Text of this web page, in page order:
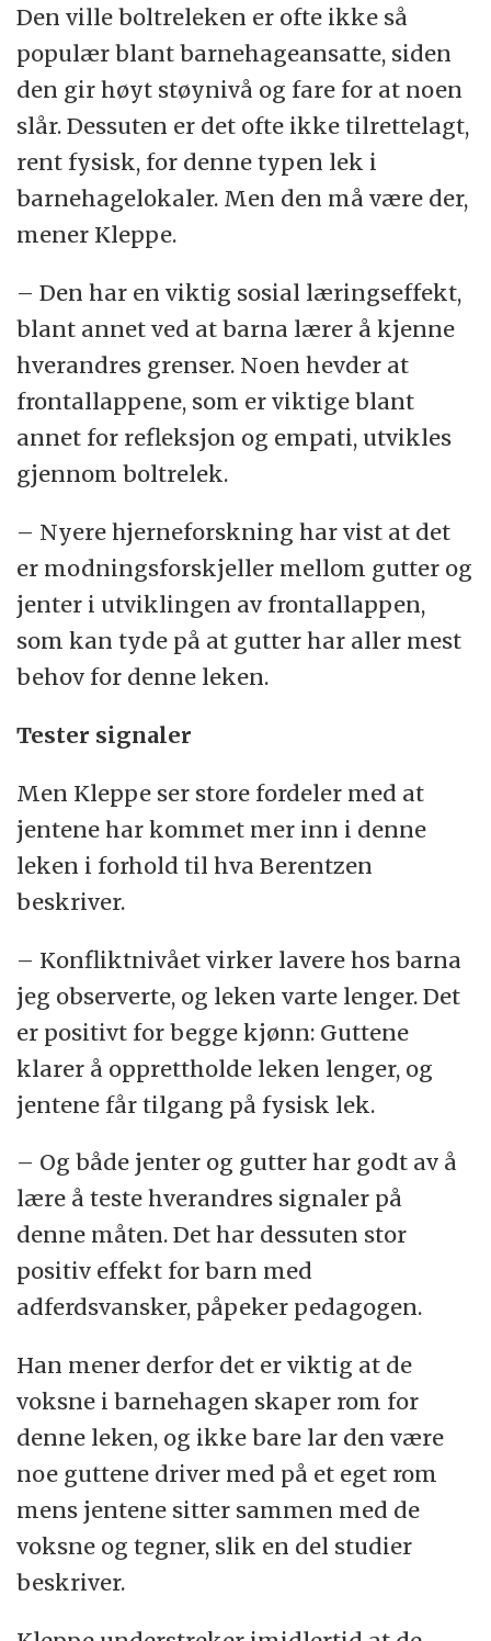
Den ville boltreleken er ofte ikke så
populær blant barnehageansatte, siden
den gir høyt støynivå og fare for at noen
slår. Dessuten er det ofte ikke tilrettelagt,
rent fysisk, for denne typen lek i
barnehagelokaler. Men den må være der,
mener Kleppe.
– Den har en viktig sosial læringseffekt,
blant annet ved at barna lærer å kjenne
hverandres grenser. Noen hevder at
frontallappene, som er viktige blant
annet for refleksjon og empati, utvikles
gjennom boltrelek.
– Nyere hjerneforskning har vist at det
er modningsforskjeller mellom gutter og
jenter i utviklingen av frontallappen,
som kan tyde på at gutter har aller mest
behov for denne leken.
Tester signaler
Men Kleppe ser store fordeler med at
jentene har kommet mer inn i denne
leken i forhold til hva Berentzen
beskriver.
– Konfliktnivået virker lavere hos barna
jeg observerte, og leken varte lenger. Det
er positivt for begge kjønn: Guttene
klarer å opprettholde leken lenger, og
jentene får tilgang på fysisk lek.
– Og både jenter og gutter har godt av å
lære å teste hverandres signaler på
denne måten. Det har dessuten stor
positiv effekt for barn med
adferdsvansker, påpeker pedagogen.
Han mener derfor det er viktig at de
voksne i barnehagen skaper rom for
denne leken, og ikke bare lar den være
noe guttene driver med på et eget rom
mens jentene sitter sammen med de
voksne og tegner, slik en del studier
beskriver.